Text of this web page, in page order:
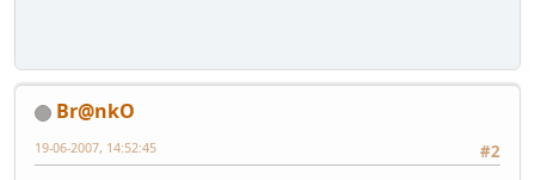
Br@nkO
#2
19-06-2007, 14:52:45